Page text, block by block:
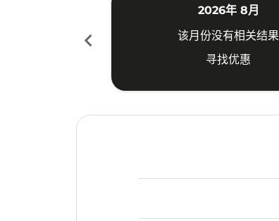
chevron_left
2026年 8月
该月份没有相关结果
寻找优惠